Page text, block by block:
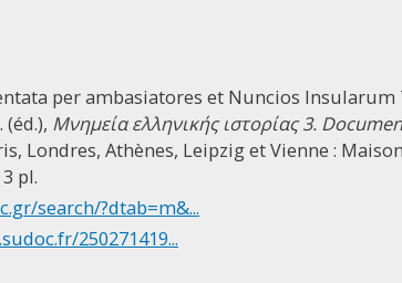
per ambasiatores et Nuncios
Μνημεία ελληνικής ιστορίας 3.
Londres, Athènes, Leipzig et Vienne :
pl.
search/?dtab=m&...
250271419...